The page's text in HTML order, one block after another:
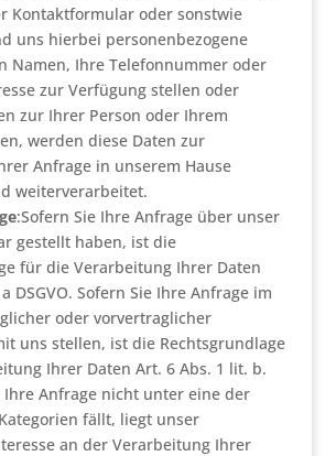
Kontaktformular oder sonstwie
uns hierbei personenbezogene
Namen, Ihre Telefonnummer oder
zur Verfügung stellen oder
zur Ihrer Person oder Ihrem
werden diese Daten zur
Anfrage in unserem Hause
weiterverarbeitet.
:Sofern Sie Ihre Anfrage über unser
gestellt haben, ist die
für die Verarbeitung Ihrer Daten
DSGVO. Sofern Sie Ihre Anfrage im
oder vorvertraglicher
uns stellen, ist die Rechtsgrundlage
Ihrer Daten Art. 6 Abs. 1 lit. b.
Ihre Anfrage nicht unter eine der
fällt, liegt unser
an der Verarbeitung Ihrer